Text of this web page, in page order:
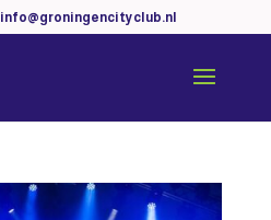
info@groningencityclub.nl